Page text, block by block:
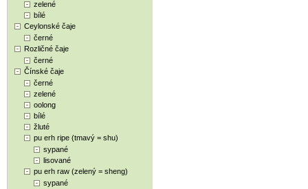
zelené
bílé
Ceylonské čaje
černé
Rozličné čaje
černé
Čínské čaje
černé
zelené
oolong
bílé
žluté
pu erh ripe (tmavý = shu)
sypané
lisované
pu erh raw (zelený = sheng)
sypané